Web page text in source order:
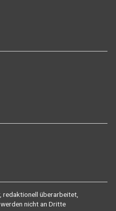
redaktionell überarbeitet,
nicht an Dritte